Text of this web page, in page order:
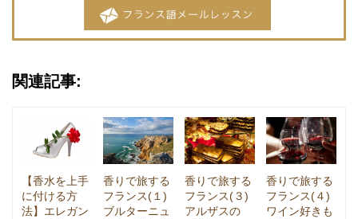
関連記事:
【香水を上手
に付ける方
法】エレガン
香りで旅する
フランス(１)
ブルターニュ
香りで旅する
フランス(３)
アルザスの
香りで旅する
フランス(４)
ワイン好きも